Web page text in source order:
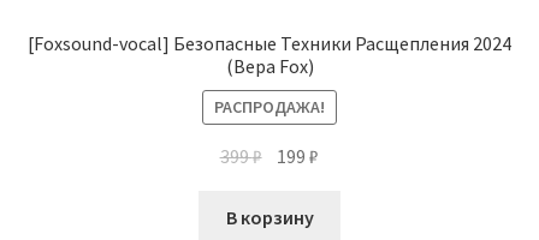
[Foxsound-vocal] Безопасные Техники Расщепления 2024
(Вера Fox)
РАСПРОДАЖА!
399₽ Первоначальная
составляла
199₽
В корзину